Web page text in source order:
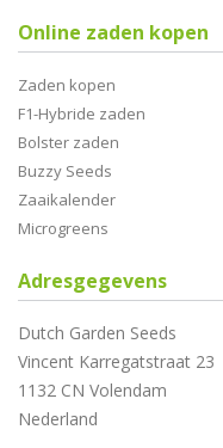
Online zaden kopen
Zaden kopen
F1-Hybride zaden
Bolster zaden
Buzzy Seeds
Zaaikalender
Microgreens
Adresgegevens
Dutch Garden Seeds
Vincent Karregatstraat 23
1132 CN Volendam
Nederland